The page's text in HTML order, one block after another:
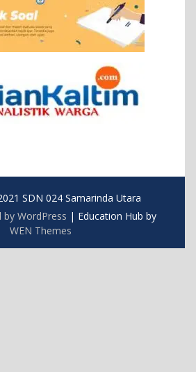
SDN 024 Samarinda Utara
WordPress | Education Hub by
WEN Themes